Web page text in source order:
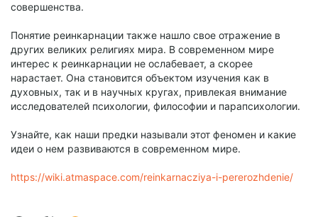
совершенства.
Понятие реинкарнации также нашло свое отражение в
других великих религиях мира. В современном мире
интерес к реинкарнации не ослабевает, а скорее
нарастает. Она становится объектом изучения как в
духовных, так и в научных кругах, привлекая внимание
исследователей психологии, философии и парапсихологии.
Узнайте, как наши предки называли этот феномен и какие
идеи о нем развиваются в современном мире.
https://wiki.atmaspace.com/reinkarnacziya-i-pererozhdenie/